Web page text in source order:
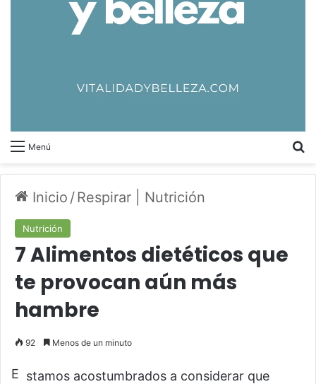
Menú
Inicio /Respirar | Nutrición
Nutrición
7 Alimentos dietéticos que
te provocan aún más
hambre
92 Menos de un minuto
E stamos acostumbrados a considerar que